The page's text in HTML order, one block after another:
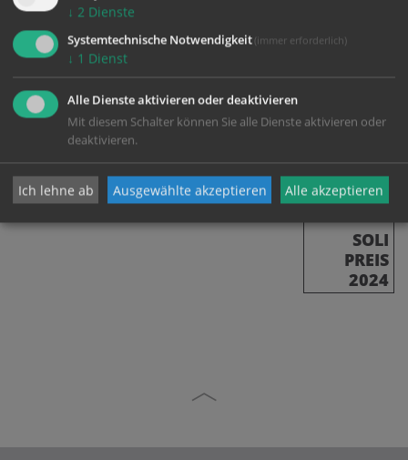
Zugehörigkeit schafft.
SOLI
PREIS
2024
↓ 2 Dienste
Systemtechnische Notwendigkeit (immer erforderlich)
↓ 1 Dienst
Alle Dienste aktivieren oder deaktivieren
Mit diesem Schalter können Sie alle Dienste aktivieren oder
deaktivieren.
Ich lehne ab Ausgewählte akzeptieren Alle akzeptieren